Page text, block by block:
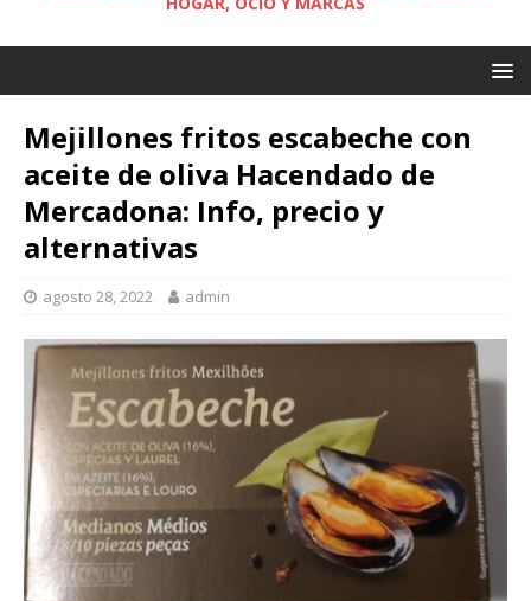
Mejillones fritos escabeche con
aceite de oliva Hacendado de
Mercadona: Info, precio y
alternativas
agosto 28, 2022 admin